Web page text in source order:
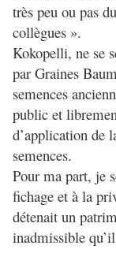
très peu ou pas
collègues ».
Kokopelli, ne se
par Graines
semences
public et
d’application de
semences.
Pour ma part, je
fichage et à la
détenait un
inadmissible